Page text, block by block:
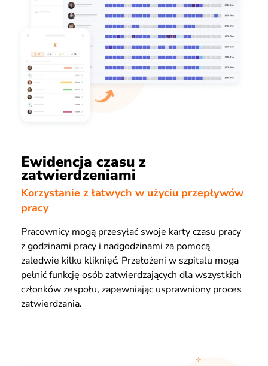
Ewidencja czasu z
zatwierdzeniami
Korzystanie z łatwych w użyciu przepływów
pracy
Pracownicy mogą przesyłać swoje karty czasu pracy
z godzinami pracy i nadgodzinami za pomocą
zaledwie kilku kliknięć. Przełożeni w szpitalu mogą
pełnić funkcję osób zatwierdzających dla wszystkich
członków zespołu, zapewniając usprawniony proces
zatwierdzania.